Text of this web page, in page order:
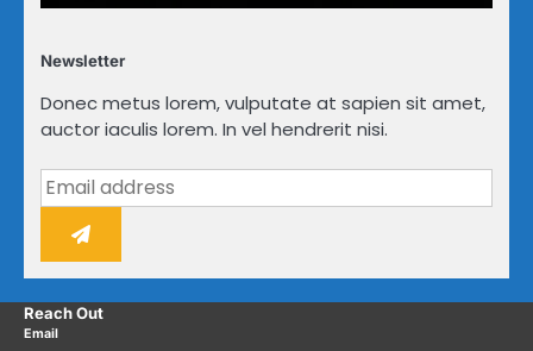
Newsletter
Donec metus lorem, vulputate at sapien sit amet,
auctor iaculis lorem. In vel hendrerit nisi.
Reach Out
Email